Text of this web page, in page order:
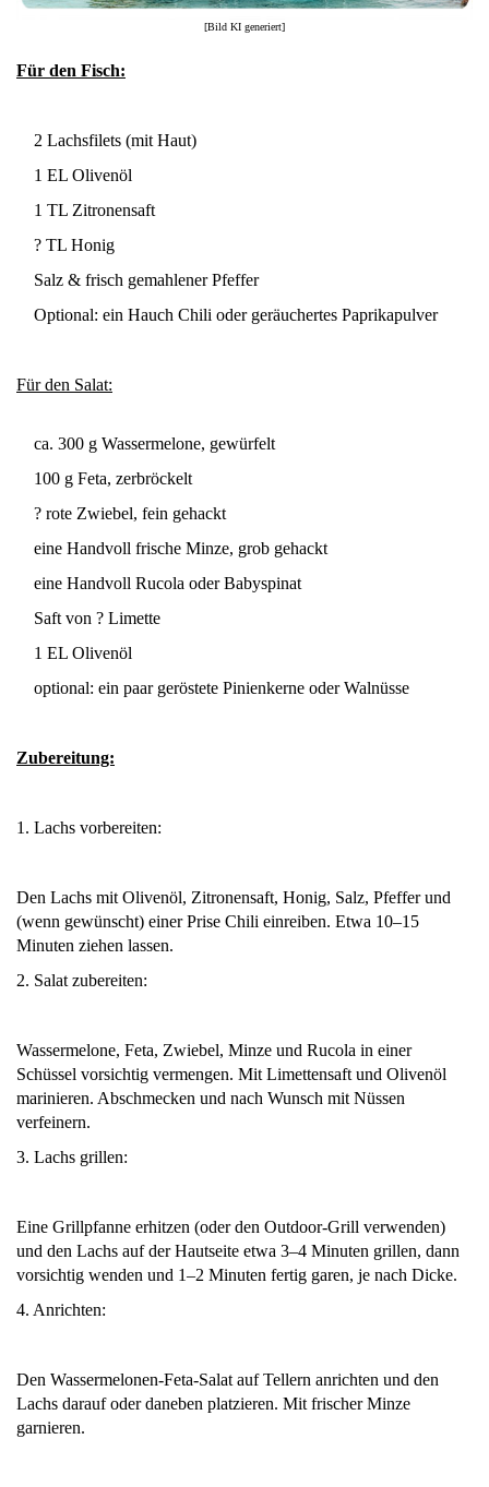
[Bild KI generiert]
Für den Fisch:
2 Lachsfilets (mit Haut)
1 EL Olivenöl
1 TL Zitronensaft
? TL Honig
Salz & frisch gemahlener Pfeffer
Optional: ein Hauch Chili oder geräuchertes Paprikapulver
Für den Salat:
ca. 300 g Wassermelone, gewürfelt
100 g Feta, zerbröckelt
? rote Zwiebel, fein gehackt
eine Handvoll frische Minze, grob gehackt
eine Handvoll Rucola oder Babyspinat
Saft von ? Limette
1 EL Olivenöl
optional: ein paar geröstete Pinienkerne oder Walnüsse
Zubereitung:
1. Lachs vorbereiten:
Den Lachs mit Olivenöl, Zitronensaft, Honig, Salz, Pfeffer und
(wenn gewünscht) einer Prise Chili einreiben. Etwa 10–15
Minuten ziehen lassen.
2. Salat zubereiten:
Wassermelone, Feta, Zwiebel, Minze und Rucola in einer
Schüssel vorsichtig vermengen. Mit Limettensaft und Olivenöl
marinieren. Abschmecken und nach Wunsch mit Nüssen
verfeinern.
3. Lachs grillen:
Eine Grillpfanne erhitzen (oder den Outdoor-Grill verwenden)
und den Lachs auf der Hautseite etwa 3–4 Minuten grillen, dann
vorsichtig wenden und 1–2 Minuten fertig garen, je nach Dicke.
4. Anrichten:
Den Wassermelonen-Feta-Salat auf Tellern anrichten und den
Lachs darauf oder daneben platzieren. Mit frischer Minze
garnieren.